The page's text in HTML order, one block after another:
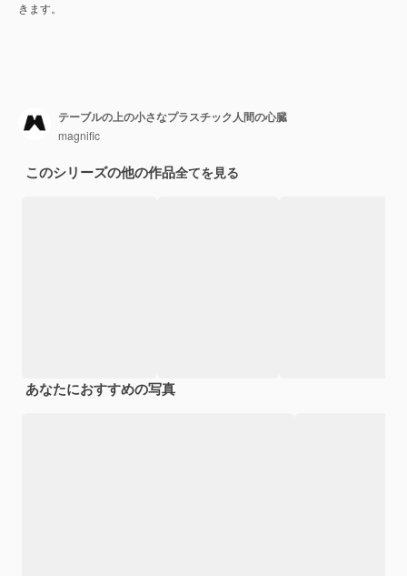
きます。
テーブルの上の小さなプラスチック人間の心臓
magnific
このシリーズの他の作品全てを見る
あなたにおすすめの写真